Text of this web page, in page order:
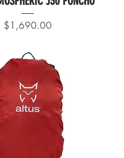
Precio
$1,690.00